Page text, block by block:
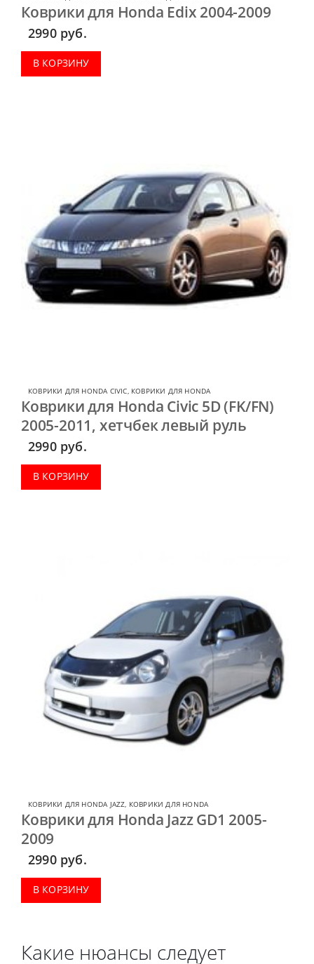
Коврики для Honda Edix 2004-2009
2990 руб.
В КОРЗИНУ
КОВРИКИ ДЛЯ HONDA CIVIC, КОВРИКИ ДЛЯ HONDA
Коврики для Honda Civic 5D (FK/FN)
2005-2011, хетчбек левый руль
2990 руб.
В КОРЗИНУ
КОВРИКИ ДЛЯ HONDA JAZZ, КОВРИКИ ДЛЯ HONDA
Коврики для Honda Jazz GD1 2005-
2009
2990 руб.
В КОРЗИНУ
Какие нюансы следует